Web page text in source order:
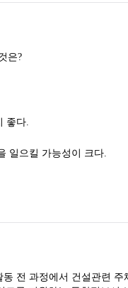
은?
좋다.
일으킬 가능성이 크다.
전 과정에서 건설관련 주